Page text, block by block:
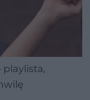
playlista,